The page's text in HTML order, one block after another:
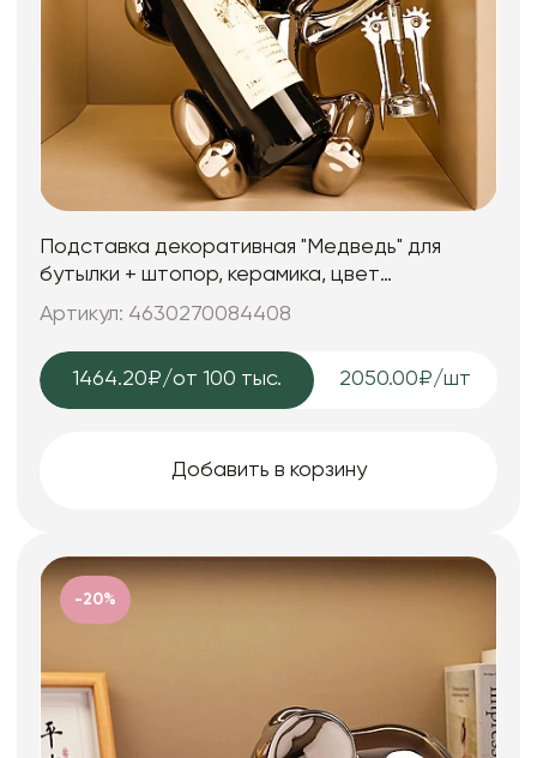
Подставка декоративная "Медведь" для
бутылки + штопор, керамика, цвет
серебряный, 23*18*21 см.
Артикул: 4630270084408
1464.20₽/от 100 тыс. 2050.00₽/шт
Добавить в корзину
-20%